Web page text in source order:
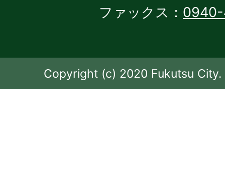
ファックス：
Copyright (c) 2020 Fukutsu City.